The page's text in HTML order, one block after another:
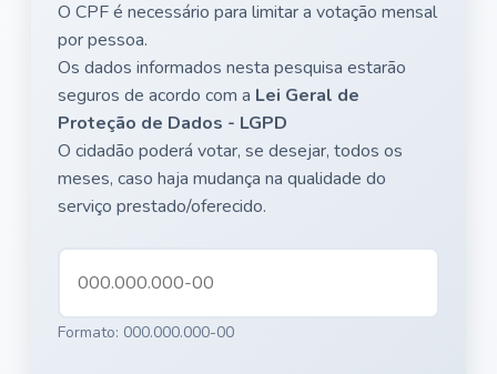
O CPF é necessário para limitar a votação mensal
por pessoa.
Os dados informados nesta pesquisa estarão
seguros de acordo com a Lei Geral de
Proteção de Dados - LGPD
O cidadão poderá votar, se desejar, todos os
meses, caso haja mudança na qualidade do
serviço prestado/oferecido.
Formato: 000.000.000-00